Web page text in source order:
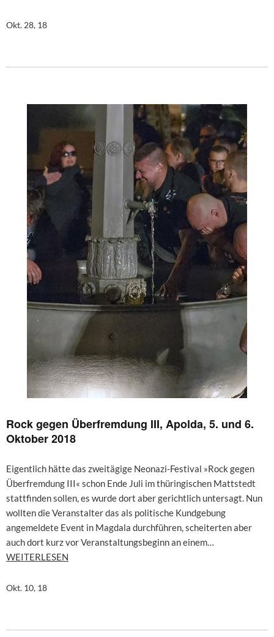
Okt. 28, 18
Rock gegen Überfremdung III, Apolda, 5. und 6.
Oktober 2018
Eigentlich hätte das zweitägige Neonazi-Festival »Rock gegen
Überfremdung III« schon Ende Juli im thüringischen Mattstedt
stattfinden sollen, es wurde dort aber gerichtlich untersagt. Nun
wollten die Veranstalter das als politische Kundgebung
angemeldete Event in Magdala durchführen, scheiterten aber
auch dort kurz vor Veranstaltungsbeginn an einem…
WEITERLESEN
Okt. 10, 18